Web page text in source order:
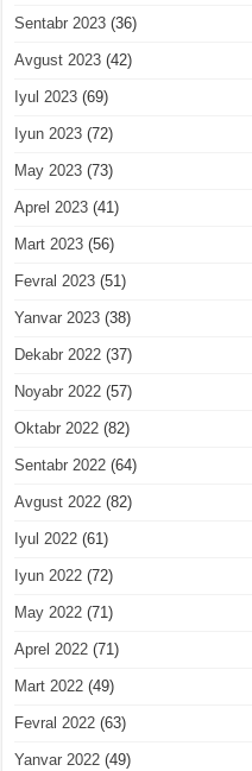
Sentabr 2023 (36)
Avgust 2023 (42)
Iyul 2023 (69)
Iyun 2023 (72)
May 2023 (73)
Aprel 2023 (41)
Mart 2023 (56)
Fevral 2023 (51)
Yanvar 2023 (38)
Dekabr 2022 (37)
Noyabr 2022 (57)
Oktabr 2022 (82)
Sentabr 2022 (64)
Avgust 2022 (82)
Iyul 2022 (61)
Iyun 2022 (72)
May 2022 (71)
Aprel 2022 (71)
Mart 2022 (49)
Fevral 2022 (63)
Yanvar 2022 (49)